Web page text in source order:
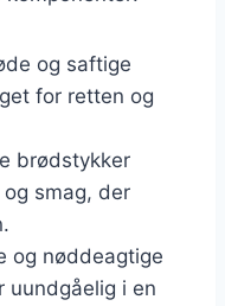
og saftige
for retten og
brødstykker
smag, der
og nøddeagtige
uundgåelig i en